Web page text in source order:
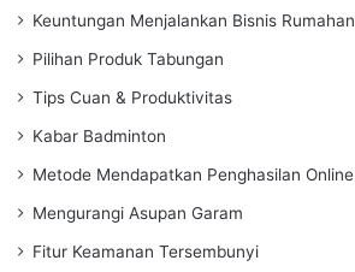
Keuntungan Menjalankan Bisnis Rumahan
Pilihan Produk Tabungan
Tips Cuan & Produktivitas
Kabar Badminton
Metode Mendapatkan Penghasilan Online
Mengurangi Asupan Garam
Fitur Keamanan Tersembunyi